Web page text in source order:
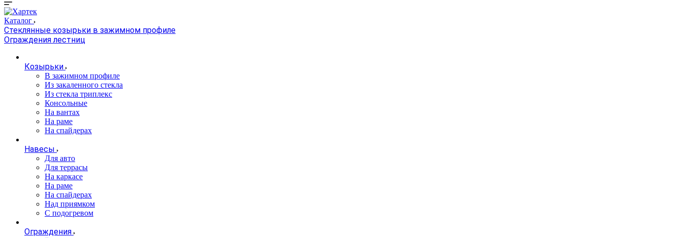
Каталог
Стеклянные козырьки в зажимном профиле
Ограждения лестниц
Козырьки
В зажимном профиле
Из закаленного стекла
Из стекла триплекс
Консольные
На вантах
На раме
На спайдерах
Навесы
Для авто
Для террасы
На каркасе
На раме
На спайдерах
Над приямком
С подогревом
Ограждения